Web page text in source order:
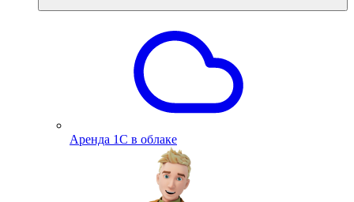
Аренда 1С в облаке